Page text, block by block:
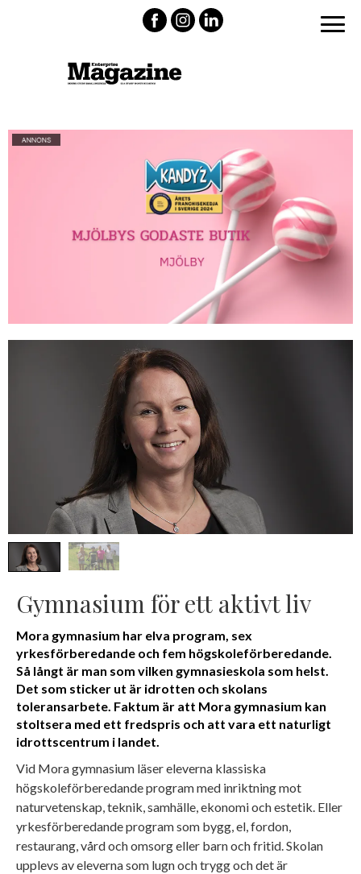
Gymnasium för ett aktivt liv
Mora gymnasium har elva program, sex
yrkesförberedande och fem högskoleförberedande.
Så långt är man som vilken gymnasieskola som helst.
Det som sticker ut är idrotten och skolans
toleransarbete. Faktum är att Mora gymnasium kan
stoltsera med ett fredspris och att vara ett naturligt
idrottscentrum i landet.
Vid Mora gymnasium läser eleverna klassiska
högskoleförberedande program med inriktning mot
naturvetenskap, teknik, samhälle, ekonomi och estetik. Eller
yrkesförberedande program som bygg, el, fordon,
restaurang, vård och omsorg eller barn och fritid. Skolan
upplevs av eleverna som lugn och trygg och det är